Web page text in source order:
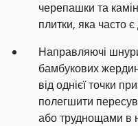
черепашки та
плитки, яка часто
Направляючі
бамбукових
від однієї точки
полегшити
або труднощами в